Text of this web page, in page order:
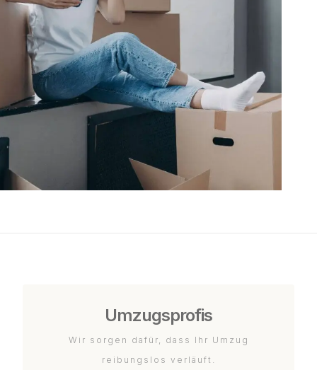
Umzugsprofis
Wir sorgen dafür, dass Ihr Umzug
reibungslos verläuft.